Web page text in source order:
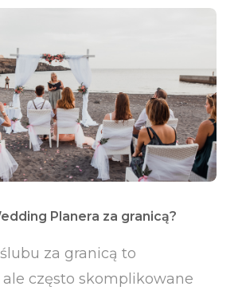
Planera za granicą?
za granicą to
często skomplikowane